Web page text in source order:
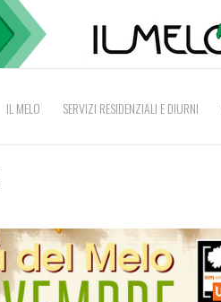
IL MELO SERVIZI RESIDENZIALI E DIURNI